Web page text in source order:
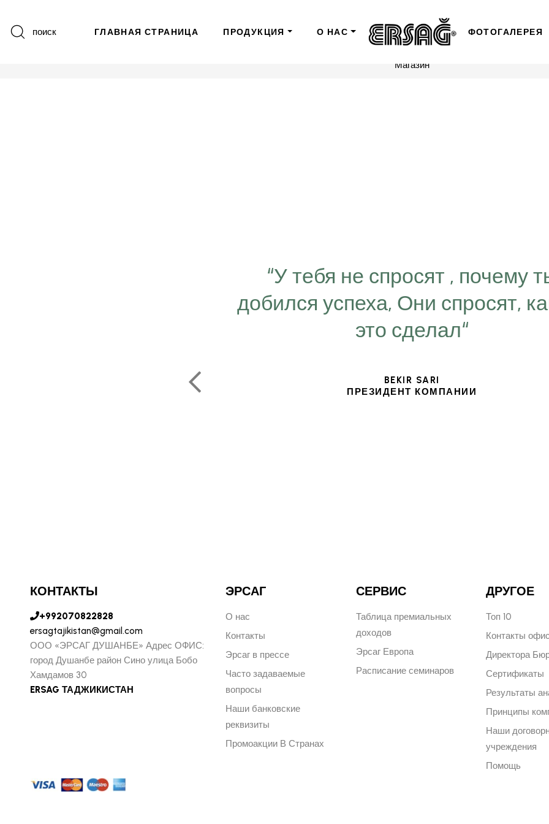
поиск ГЛАВНАЯ СТРАНИЦА ПРОДУКЦИЯ О НАС ФОТОГАЛЕРЕЯ
Магазин
“У тебя не спросят , почему
добился успеха, Они спросят,
это сделал“
BEKIR SARI
ПРЕЗИДЕНТ КОМПАНИИ
КОНТАКТЫ
+992070822828
ersagtajikistan@gmail.com
ООО «ЭРСАГ ДУШАНБЕ» Адрес ОФИС:
город Душанбе район Сино улица Бобо
Хамдамов 30
ERSAG ТАДЖИКИСТАН
ЭРСАГ
О нас
Контакты
Эрсаг в прессе
Часто задаваемые
вопросы
Наши банковские
реквизиты
Промоакции В Странах
СЕРВИС
Таблица премиальных
доходов
Эрсаг Европа
Расписание семинаров
ДРУГОЕ
Топ 10
Контакты
Директора
Сертификаты
Результаты
Принципы
Наши
учреждения
Помощь